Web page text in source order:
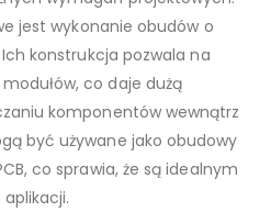
jest wykonanie obudów o
konstrukcja pozwala na
co daje dużą
komponentów wewnątrz
być używane jako obudowy
co sprawia, że są idealnym